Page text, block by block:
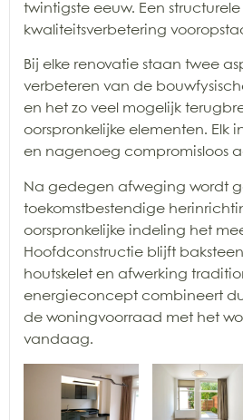
twintigste eeuw. Een
kwaliteitsverbetering
Bij elke renovatie staan twee
verbeteren van de
en het zo veel mogelijk
oorspronkelijke elementen. Elk
en nagenoeg compromisloos
Na gedegen afweging wordt
toekomstbestendige
oorspronkelijke indeling het
Hoofdconstructie blijft
houtskelet en afwerking
energieconcept combineert
de woningvoorraad met het
vandaag.